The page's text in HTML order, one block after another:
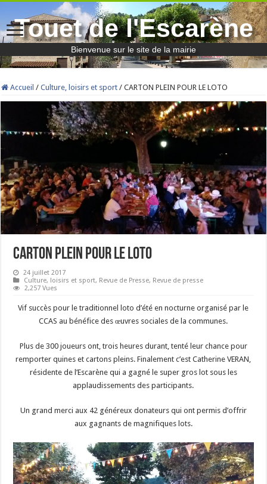
Touet de l'Escarène
Bienvenue sur le site de la mairie
Accueil / Culture, loisirs et sport / CARTON PLEIN POUR LE LOTO
CARTON PLEIN POUR LE LOTO
24 juillet 2017
Culture, loisirs et sport, Revue de Presse, Revue de presse
2,257 Vues
Vif succès pour le traditionnel loto d’été en nocturne organisé par le
CCAS au bénéfice des œuvres sociales de la communes.
Plus de 300 joueurs ont, trois heures durant, tenté leur chance pour
remporter quines et cartons pleins. Finalement c’est Catherine VERAN,
résidente de l’Escarène qui a gagné le super gros lot sous les
applaudissements des participants.
Un grand merci aux 42 généreux donateurs qui ont permis d’offrir
aux gagnants de magnifiques lots.